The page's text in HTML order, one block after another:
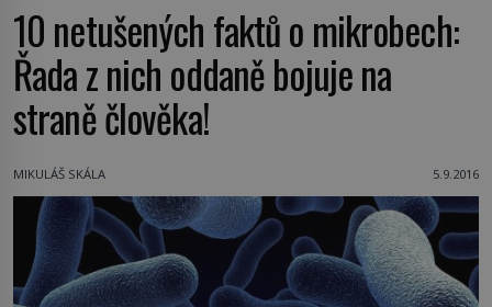
10 netušených faktů o mikrobech:
Řada z nich oddaně bojuje na
straně člověka!
MIKULÁŠ SKÁLA 5.9.2016